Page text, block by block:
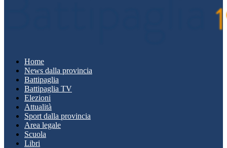
Home
News dalla provincia
Battipaglia
Battipaglia TV
Elezioni
Attualità
Sport dalla provincia
Area legale
Scuola
Libri